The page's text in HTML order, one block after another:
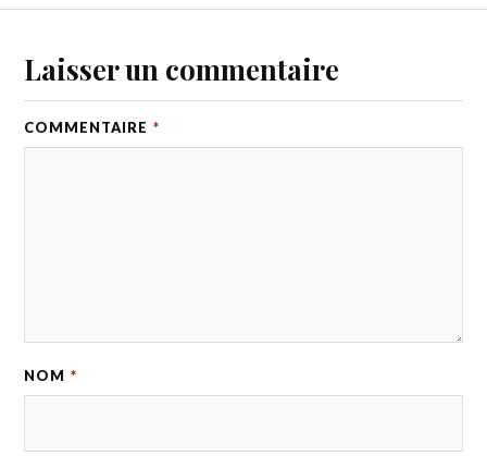
Laisser un commentaire
COMMENTAIRE *
NOM *